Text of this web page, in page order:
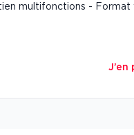
multifonctions - Format